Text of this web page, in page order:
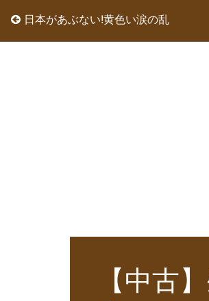
日本があぶない!黄色い涙の乱
【中古